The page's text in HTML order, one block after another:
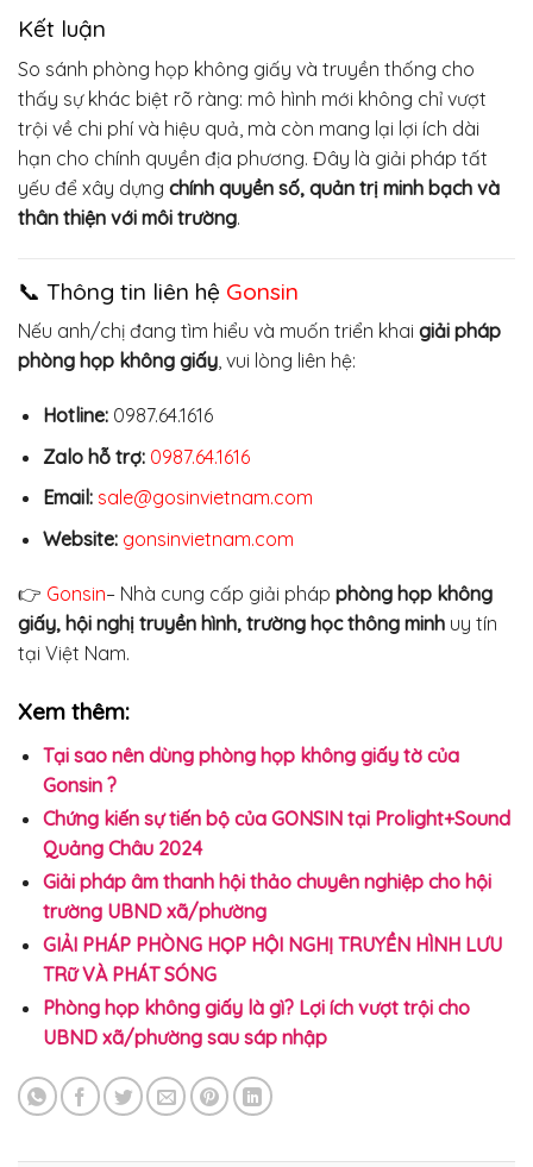
Kết luận
So sánh phòng họp không giấy và truyền thống cho
thấy sự khác biệt rõ ràng: mô hình mới không chỉ vượt
trội về chi phí và hiệu quả, mà còn mang lại lợi ích dài
hạn cho chính quyền địa phương. Đây là giải pháp tất
yếu để xây dựng chính quyền số, quản trị minh bạch và
thân thiện với môi trường.
📞 Thông tin liên hệ Gonsin
Nếu anh/chị đang tìm hiểu và muốn triển khai giải pháp
phòng họp không giấy, vui lòng liên hệ:
Hotline:0987.64.1616
Zalo hỗ trợ:0987.64.1616
Email: sale@gosinvietnam.com
Website: gonsinvietnam.com
👉 Gonsin– Nhà cung cấp giải pháp phòng họp không
giấy, hội nghị truyền hình, trường học thông minh uy tín
tại Việt Nam.
Xem thêm:
Tại sao nên dùng phòng họp không giấy tờ của
Gonsin ?
Chứng kiến ​​sự tiến bộ của GONSIN tại Prolight+Sound
Quảng Châu 2024
Giải pháp âm thanh hội thảo chuyên nghiệp cho hội
trường UBND xã/phường
GIẢI PHÁP PHÒNG HỌP HỘI NGHỊ TRUYỀN HÌNH LƯU
TRữ VÀ PHÁT SÓNG
Phòng họp không giấy là gì? Lợi ích vượt trội cho
UBND xã/phường sau sáp nhập